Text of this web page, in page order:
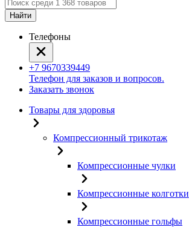
Найти
Телефоны
+7 9670339449
Телефон для заказов и вопросов.
Заказать звонок
Товары для здоровья
Компрессионный трикотаж
Компрессионные чулки
Компрессионные колготки
Компрессионные гольфы